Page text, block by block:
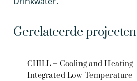
Gerelateerde projecten
CHILL – Cooling and Heating
Integrated Low Temperature